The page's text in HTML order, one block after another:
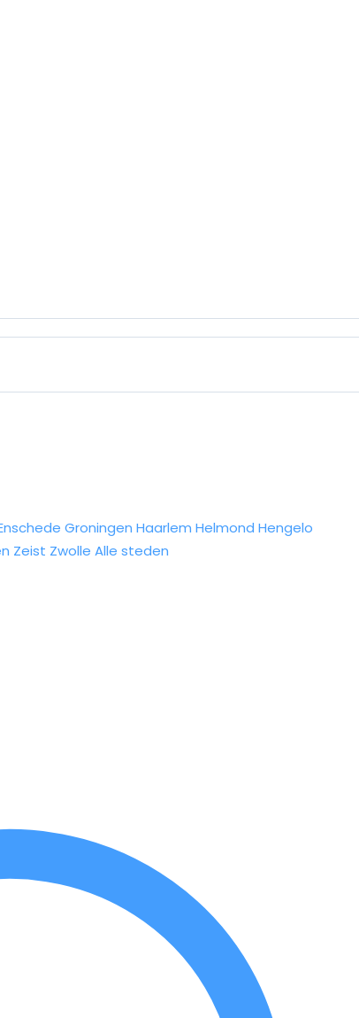
Groningen Haarlem Helmond Hengelo
Zeist Zwolle Alle steden